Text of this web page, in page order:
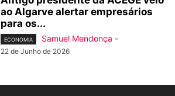
ao Algarve alertar empresários
para os...
ECONOMIA Samuel Mendonça -
22 de Junho de 2026